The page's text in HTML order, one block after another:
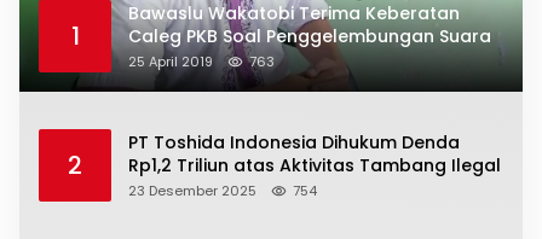
1
Bawaslu Wakatobi Terima Keberatan
Caleg PKB Soal Penggelembungan Suara
25 April 2019 763
2
PT Toshida Indonesia Dihukum Denda
Rp1,2 Triliun atas Aktivitas Tambang Ilegal
23 Desember 2025 754